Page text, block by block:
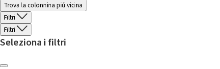
Trova la colonnina piú vicina
Filtri
Filtri
Seleziona i filtri